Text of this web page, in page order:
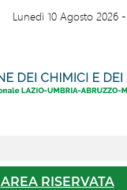
Lunedì 10 Agosto 2026 -
AREA RISERVATA